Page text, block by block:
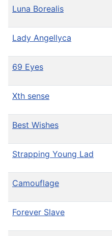
Luna Borealis
Lady Angellyca
69 Eyes
Xth sense
Best Wishes
Strapping Young Lad
Camouflage
Forever Slave